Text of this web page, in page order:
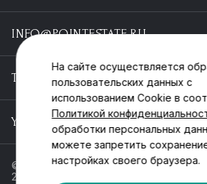
INFO@POINTESTATE.RU
TELEGRAM
YOUTUBE
© ООО «Пойнт эстейт», ИНН
2013-2025
На сайте осуществляется
пользовательских данных с
использованием Cookie в
Политикой
обработки персональных
можете запретить
настройках своего браузера.